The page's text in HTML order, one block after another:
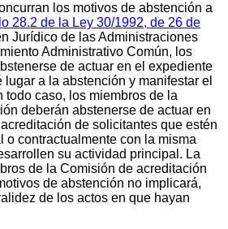
los motivos de abstención a
28.2 de la Ley 30/1992, de 26 de
Jurídico de las Administraciones
Administrativo Común, los
de actuar en el expediente
a la abstención y manifestar el
todo caso, los miembros de la
deberán abstenerse de actuar en
de solicitantes que estén
o contractualmente con la misma
su actividad principal. La
de la Comisión de acreditación
de abstención no implicará,
de los actos en que hayan